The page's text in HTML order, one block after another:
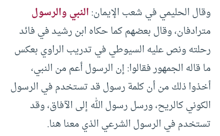
وقال الحليمي في شعب الإيمان:النبي والرسول
مترادفان، وقال بعضهم كما حكاه ابن رشيد في فائد
رحلته ونص عليه السيوطي في تدريب الراوي بعكس
ما قاله الجمهور فقالوا: إن الرسول أعم من النبي،
أخذوا ذلك من أن كلمة رسول قد تستخدم في الرسول
الكوني كالريح، ورسل رسول الله إلى الآفاق، وقد
تستخدم في الرسول الشرعي الذي معنا هنا.